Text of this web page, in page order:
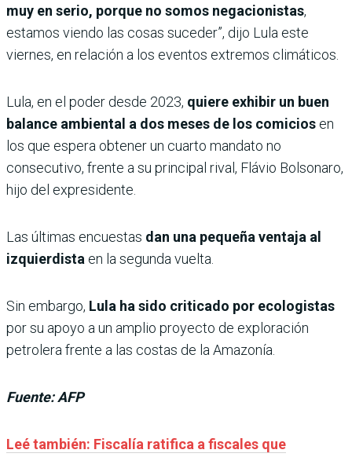
muy en serio, porque no somos negacionistas,
estamos viendo las cosas suceder”, dijo Lula este
viernes, en relación a los eventos extremos climáticos.
Lula, en el poder desde 2023, quiere exhibir un buen
balance ambiental a dos meses de los comicios en
los que espera obtener un cuarto mandato no
consecutivo, frente a su principal rival, Flávio Bolsonaro,
hijo del expresidente.
Las últimas encuestas dan una pequeña ventaja al
izquierdista en la segunda vuelta.
Sin embargo, Lula ha sido criticado por ecologistas
por su apoyo a un amplio proyecto de exploración
petrolera frente a las costas de la Amazonía.
Fuente: AFP
Leé también: Fiscalía ratifica a fiscales que